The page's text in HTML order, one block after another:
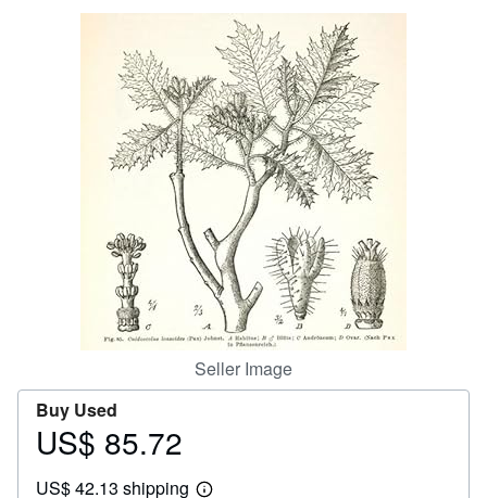
Art & Collectibles
CLOSE
Seller Image
Buy Used
Price
85.72
US$ 85.72
US$ 42.13 shipping